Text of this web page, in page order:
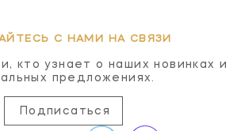
С НАМИ НА СВЯЗИ
кто узнает о наших новинках и
предложениях.
Подписаться